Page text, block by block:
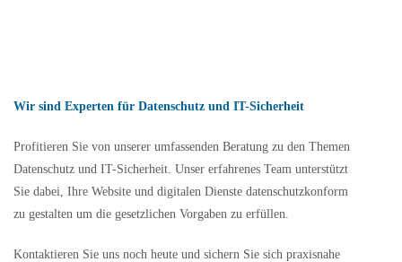
Wir sind Experten für Datenschutz und IT-Sicherheit
Profitieren Sie von unserer umfassenden Beratung zu den Themen
Datenschutz und IT-Sicherheit. Unser erfahrenes Team unterstützt
Sie dabei, Ihre Website und digitalen Dienste datenschutzkonform
zu gestalten um die gesetzlichen Vorgaben zu erfüllen.
Kontaktieren Sie uns noch heute und sichern Sie sich praxisnahe